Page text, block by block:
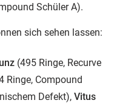
Schüler A).
sich sehen lassen:
(495 Ringe, Recurve
Ringe, Compound
Defekt), Vitus